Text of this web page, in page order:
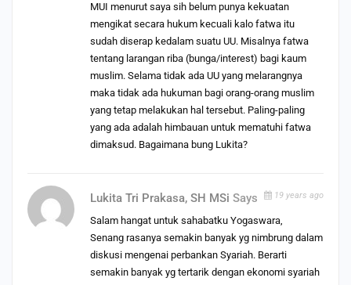
MUI menurut saya sih belum punya kekuatan
mengikat secara hukum kecuali kalo fatwa itu
sudah diserap kedalam suatu UU. Misalnya fatwa
tentang larangan riba (bunga/interest) bagi kaum
muslim. Selama tidak ada UU yang melarangnya
maka tidak ada hukuman bagi orang-orang muslim
yang tetap melakukan hal tersebut. Paling-paling
yang ada adalah himbauan untuk mematuhi fatwa
dimaksud. Bagaimana bung Lukita?
Lukita Tri Prakasa, SH MSi Says 19 years ago
Salam hangat untuk sahabatku Yogaswara,
Senang rasanya semakin banyak yg nimbrung dalam
diskusi mengenai perbankan Syariah. Berarti
semakin banyak yg tertarik dengan ekonomi syariah